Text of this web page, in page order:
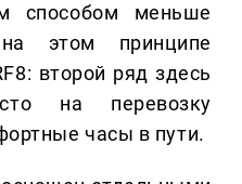
способом меньше
этом принципе
второй ряд здесь
на перевозку
часы в пути.